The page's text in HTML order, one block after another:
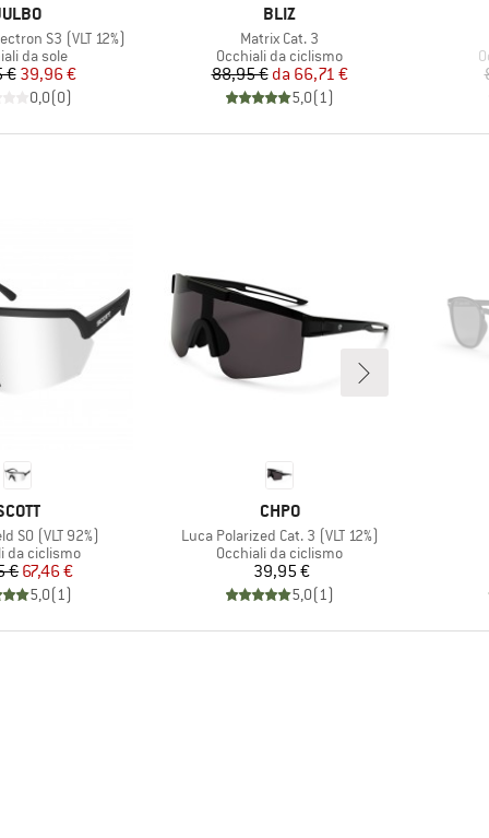
S3 (VLT 12%)
di prodotti
da sole
Prezzo
€Prezzo ridotto
39,96 €
0,0(0)
MARCHIO
BLIZ
Articolo
Matrix Cat. 3
Gruppo di prodotti
Occhiali da ciclismo
Prezzo
88,95 € Prezzo ridotto
da 66,71 €
5,0(1)
S0 (VLT 92%)
di prodotti
da ciclismo
Prezzo
€Prezzo ridotto
67,46 €
5,0(1)
MARCHIO
CHPO
Articolo
Luca Polarized Cat. 3 (VLT 12%)
Gruppo di prodotti
Occhiali da ciclismo
Prezzo
39,95 €
5,0(1)